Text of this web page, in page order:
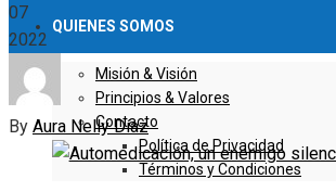
QUIENES SOMOS
Misión & Visión
Principios & Valores
Contacto
Política de Privacidad
Términos y Condiciones
07
2022
By Aura Nelly Díaz